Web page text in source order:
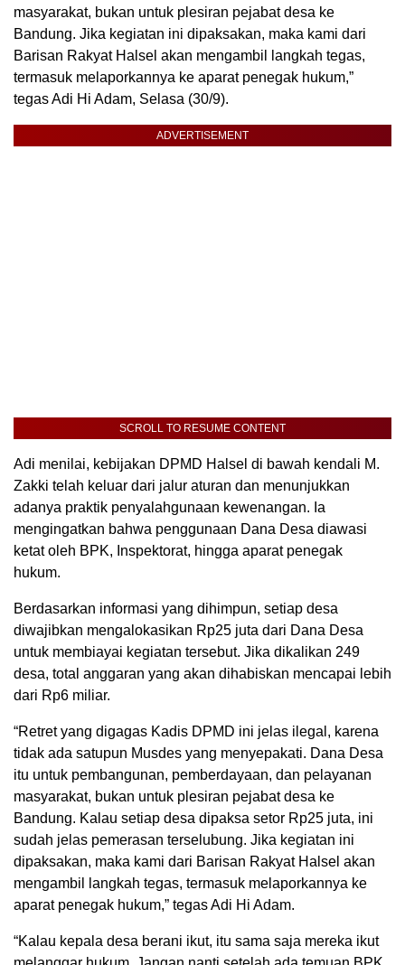
masyarakat, bukan untuk plesiran pejabat desa ke
Bandung. Jika kegiatan ini dipaksakan, maka kami dari
Barisan Rakyat Halsel akan mengambil langkah tegas,
termasuk melaporkannya ke aparat penegak hukum,”
tegas Adi Hi Adam, Selasa (30/9).
ADVERTISEMENT
SCROLL TO RESUME CONTENT
Adi menilai, kebijakan DPMD Halsel di bawah kendali M.
Zakki telah keluar dari jalur aturan dan menunjukkan
adanya praktik penyalahgunaan kewenangan. Ia
mengingatkan bahwa penggunaan Dana Desa diawasi
ketat oleh BPK, Inspektorat, hingga aparat penegak
hukum.
Berdasarkan informasi yang dihimpun, setiap desa
diwajibkan mengalokasikan Rp25 juta dari Dana Desa
untuk membiayai kegiatan tersebut. Jika dikalikan 249
desa, total anggaran yang akan dihabiskan mencapai lebih
dari Rp6 miliar.
“Retret yang digagas Kadis DPMD ini jelas ilegal, karena
tidak ada satupun Musdes yang menyepakati. Dana Desa
itu untuk pembangunan, pemberdayaan, dan pelayanan
masyarakat, bukan untuk plesiran pejabat desa ke
Bandung. Kalau setiap desa dipaksa setor Rp25 juta, ini
sudah jelas pemerasan terselubung. Jika kegiatan ini
dipaksakan, maka kami dari Barisan Rakyat Halsel akan
mengambil langkah tegas, termasuk melaporkannya ke
aparat penegak hukum,” tegas Adi Hi Adam.
“Kalau kepala desa berani ikut, itu sama saja mereka ikut